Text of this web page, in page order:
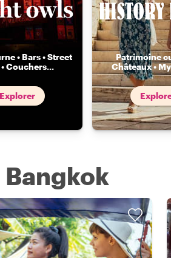
• Bars • Street
Couchers...
Explorer
Patrimoine
Châteaux •
Bangkok